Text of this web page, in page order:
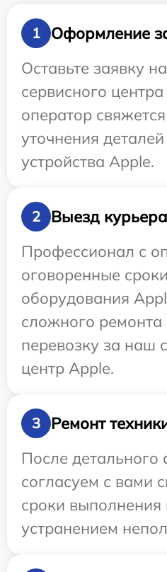
1
Оформление
Оставьте заявку
сервисного
оператор
уточнения
устройства Apple.
2
Выезд
Профессионал с
оговоренные
оборудования
сложного
перевозку за наш
центр Apple.
3
Ремонт
После
согласуем с вами
сроки выполнения
устранением